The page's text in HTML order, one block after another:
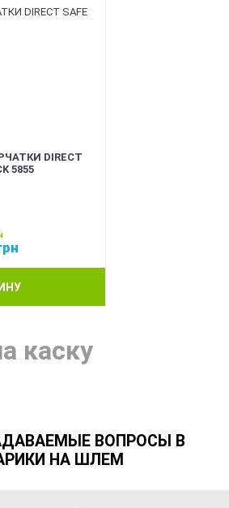
DIRECT
5855
каску
ВОПРОСЫ В
НА ШЛЕМ